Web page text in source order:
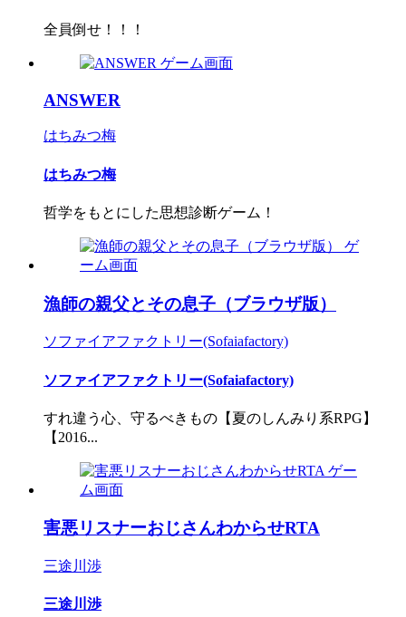
全員倒せ！！！
ANSWER
はちみつ梅
はちみつ梅
哲学をもとにした思想診断ゲーム！
漁師の親父とその息子（ブラウザ版）
ソファイアファクトリー(Sofaiafactory)
ソファイアファクトリー(Sofaiafactory)
すれ違う心、守るべきもの【夏のしんみり系RPG】
【2016...
害悪リスナーおじさんわからせRTA
三途川渉
三途川渉